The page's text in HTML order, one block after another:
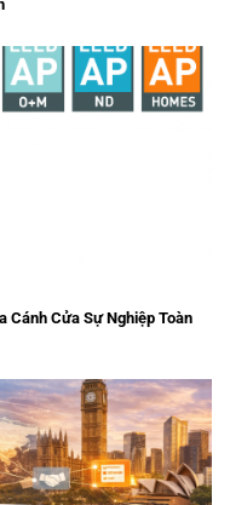
Cánh Cửa Sự Nghiệp Toàn